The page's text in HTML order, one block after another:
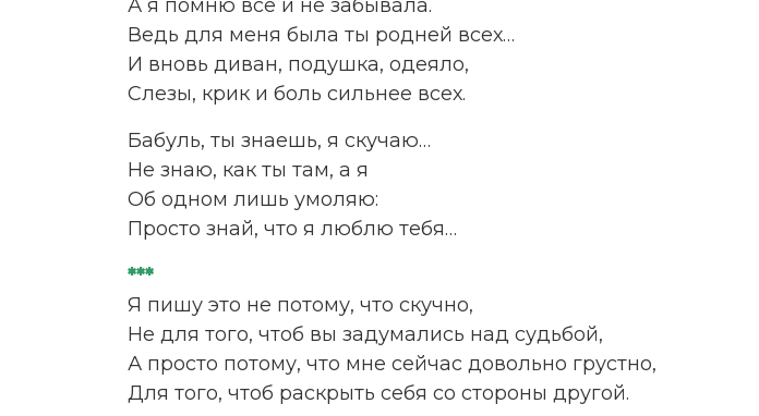
А я помню всё и не забывала.
Ведь для меня была ты родней всех…
И вновь диван, подушка, одеяло,
Слезы, крик и боль сильнее всех.
Бабуль, ты знаешь, я скучаю…
Не знаю, как ты там, а я
Об одном лишь умоляю:
Просто знай, что я люблю тебя…
***
Я пишу это не потому, что скучно,
Не для того, чтоб вы задумались над судьбой,
А просто потому, что мне сейчас довольно грустно,
Для того, чтоб раскрыть себя со стороны другой.